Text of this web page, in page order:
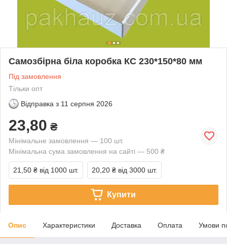
Самозбірна біла коробка КС 230*150*80 мм
Під замовлення
Тільки опт
Відправка з 11 серпня 2026
23,80 ₴
Мінімальне замовлення — 100 шт.
Мінімальна сума замовлення на сайті — 500 ₴
21,50 ₴ від 1000 шт. 20,20 ₴ від 3000 шт.
Купити
Опис Характеристики Доставка Оплата Умови